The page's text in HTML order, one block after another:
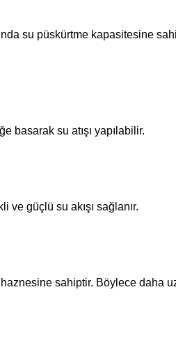
su püskürtme kapasitesine
basarak su atışı yapılabilir.
ve güçlü su akışı sağlanır.
sahiptir. Böylece daha